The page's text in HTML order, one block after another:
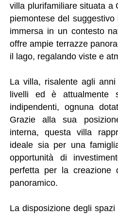
villa plurifamiliare situata a
piemontese del
immersa in un contesto
offre ampie terrazze
il lago, regalando viste e
La villa, risalente agli
livelli ed è attualmente
indipendenti, ognuna
Grazie alla sua
interna, questa villa
ideale sia per una
opportunità di
perfetta per la creazione
panoramico.
La disposizione degli